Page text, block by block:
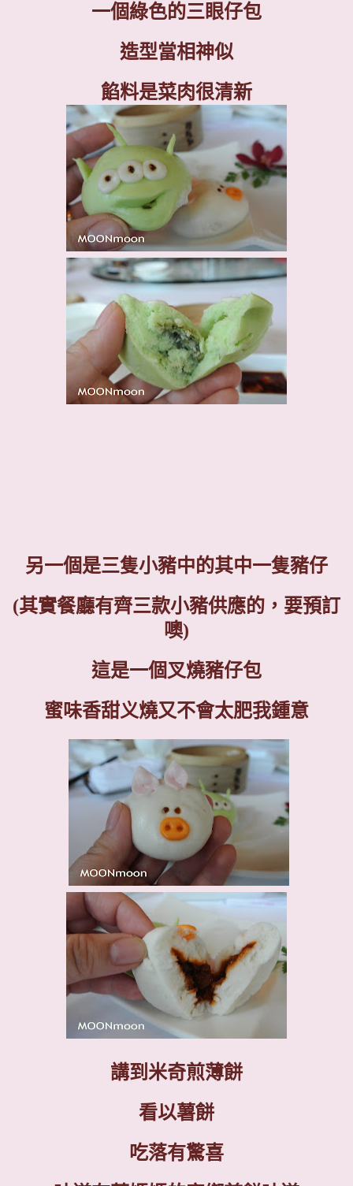
一個綠色的三眼仔包
造型當相神似
餡料是菜肉很清新
另一個是三隻小豬中的其中一隻豬仔
(其實餐廳有齊三款小豬供應的，要預訂
噢)
這是一個叉燒豬仔包
蜜味香甜义燒又不會太肥我鍾意
講到 米奇煎薄餅
看以薯餅
吃落有驚喜